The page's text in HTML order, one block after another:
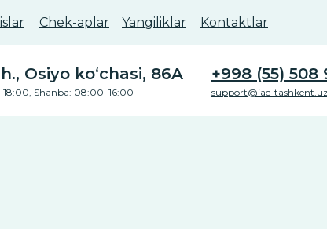
Chek-aplar Yangiliklar Kontaktlar
+998 (55) 508
support@iac-tashkent.uz
Osiyo ko‘chasi, 86A
Shanba: 08:00–16:00